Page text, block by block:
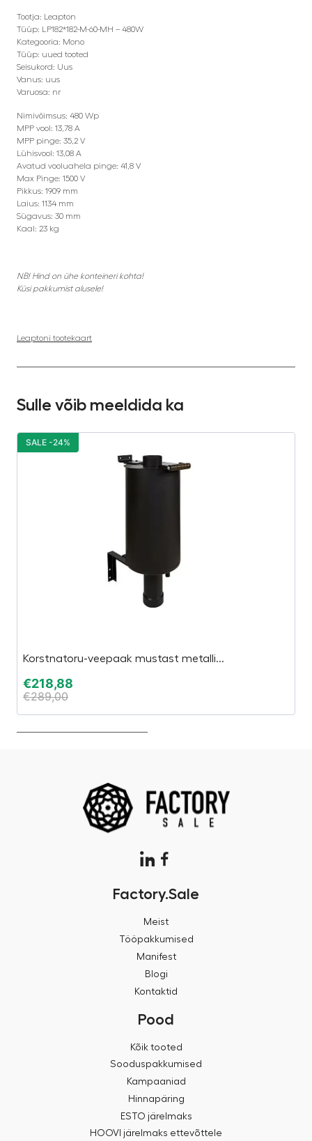
Tootja: Leapton
Tüüp: LP182*182-M-60-MH – 480W
Kategooria: Mono
Tüüp: uued tooted
Seisukord: Uus
Vanus: uus
Varuosa: nr
Nimivõimsus: 480 Wp
MPP vool: 13,78 A
MPP pinge: 35,2 V
Lühisvool: 13,08 A
Avatud vooluahela pinge: 41,8 V
Max Pinge: 1500 V
Pikkus: 1909 mm
Laius: 1134 mm
Sügavus: 30 mm
Kaal: 23 kg
NB! Hind on ühe konteineri kohta!
Küsi pakkumist alusele!
Leaptoni tootekaart
Sulle võib meeldida ka
Korstnatoru-veepaak mustast metalli...
€218,88
€289,00
SALE -24%
Factory.Sale
Meist
Tööpakkumised
Manifest
Blogi
Kontaktid
Pood
Kõik tooted
Sooduspakkumised
Kampaaniad
Hinnapäring
ESTO järelmaks
HOOVI järelmaks ettevõttele